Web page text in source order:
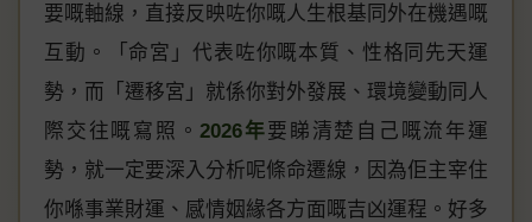
要嘅軸線，直接反映咗你嘅人生根基同外在機遇嘅
互動。「命宮」代表咗你嘅本質、性格同先天運
勢，而「遷移宮」就係你對外發展、環境變動同人
際交往嘅寫照。2026年要睇清楚自己嘅流年運
勢，就一定要深入分析呢條命遷線，因為佢主宰住
你喺事業財運、感情姻緣各方面嘅吉凶運程。好多